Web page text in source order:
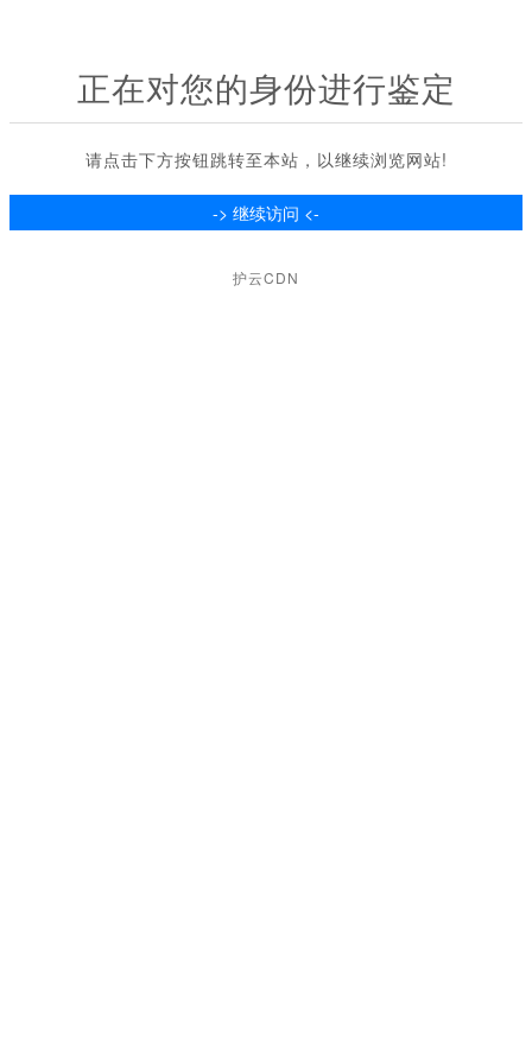
正在对您的身份进行鉴定
请点击下方按钮跳转至本站，以继续浏览网站!
护云CDN